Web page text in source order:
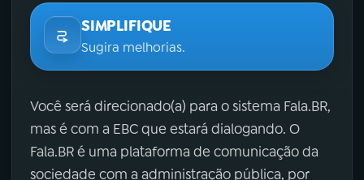
SIMPLIFIQUE
Sugira melhorias.
Você será direcionado(a) para o sistema Fala.BR,
mas é com a EBC que estará dialogando. O
Fala.BR é uma plataforma de comunicação da
sociedade com a administração pública, por